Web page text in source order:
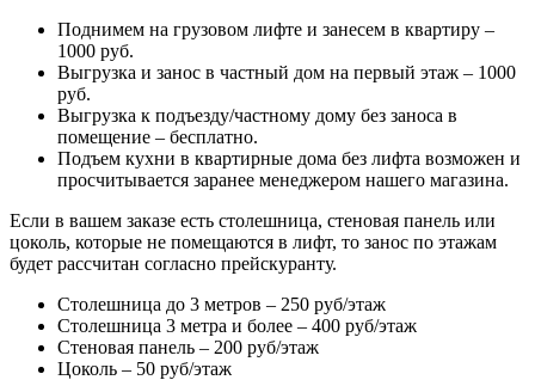
Поднимем на грузовом лифте и занесем в квартиру –
1000 руб.
Выгрузка и занос в частный дом на первый этаж – 1000
руб.
Выгрузка к подъезду/частному дому без заноса в
помещение – бесплатно.
Подъем кухни в квартирные дома без лифта возможен и
просчитывается заранее менеджером нашего магазина.
Если в вашем заказе есть столешница, стеновая панель или
цоколь, которые не помещаются в лифт, то занос по этажам
будет рассчитан согласно прейскуранту.
Столешница до 3 метров – 250 руб/этаж
Столешница 3 метра и более – 400 руб/этаж
Стеновая панель – 200 руб/этаж
Цоколь – 50 руб/этаж